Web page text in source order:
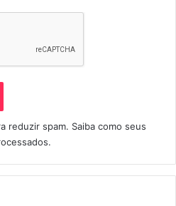
Motociclista
salão bike show
De Moto
Salão Bike Show
reduzir spam. Saiba como seus
.